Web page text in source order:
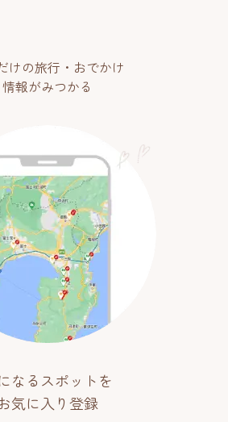
けの旅行・おでかけ
情報がみつかる
なるスポットを
気に入り登録